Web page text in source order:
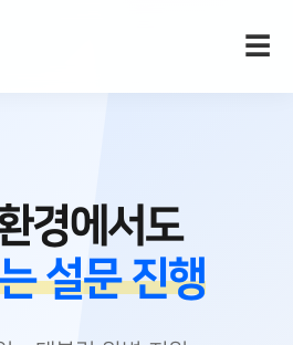
☰
경에서도
설문 진행